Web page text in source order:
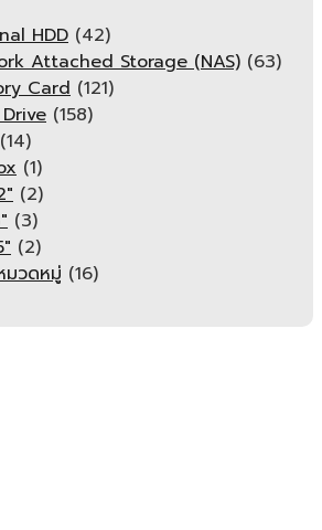
HDD (42)
Attached Storage (NAS) (63)
Card (121)
(158)
(14)
(1)
(2)
(3)
(2)
มวดหมู่ (16)